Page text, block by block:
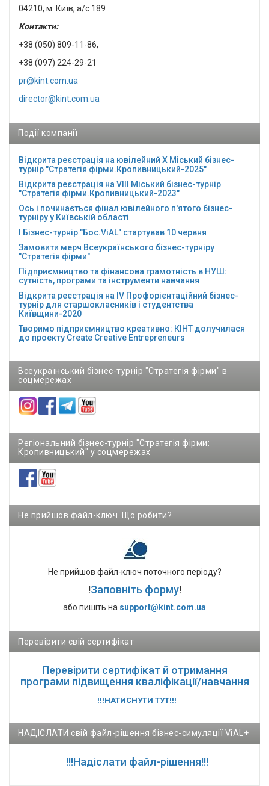
04210, м. Київ, а/с 189
Контакти:
+38 (050) 809-11-86,
+38 (097) 224-29-21
pr@kint.com.ua
director@kint.com.ua
Події компанії
Відкрита реєстрація на ювілейний Х Міський бізнес-
турнір "Стратегія фірми.Кропивницький-2025"
Відкрита реєстрація на VІІІ Міський бізнес-турнір
"Стратегія фірми.Кропивницький-2023"
Ось і починається фінал ювілейного п'ятого бізнес-
турніру у Київській області
І Бізнес-турнір "Бос.ViAL" стартував 10 червня
Замовити мерч Всеукраїнського бізнес-турніру
"Стратегія фірми"
Підприємництво та фінансова грамотність в НУШ:
сутність, програми та інструменти навчання
Відкрита реєстрація на ІV Профорієнтаційний бізнес-
турнір для старшокласників і студентства
Київщини-2020
Творимо підприємництво креативно: КІНТ долучилася
до проекту Сreate Creative Entrepreneurs
Всеукраїнський бізнес-турнір "Стратегія фірми" в
соцмережах
Регіональний бізнес-турнір "Стратегія фірми:
Кропивницький" у соцмережах
Не прийшов файл-ключ. Що робити?
Не прийшов файл-ключ поточного періоду?
!Заповніть форму!
або пишіть на support@kint.com.ua
Перевірити свій сертифікат
Перевірити сертифікат й отримання
програми підвищення кваліфікації/навчання
!!!НАТИСНУТИ ТУТ!!!
НАДІСЛАТИ свій файл-рішення бізнес-симуляції ViAL+
!!!Надіслати файл-рішення!!!